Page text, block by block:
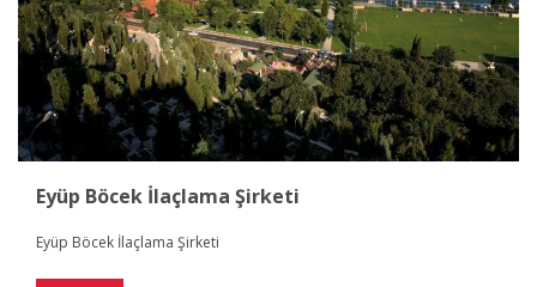
Eyüp Böcek İlaçlama Şirketi
Eyüp Böcek İlaçlama Şirketi